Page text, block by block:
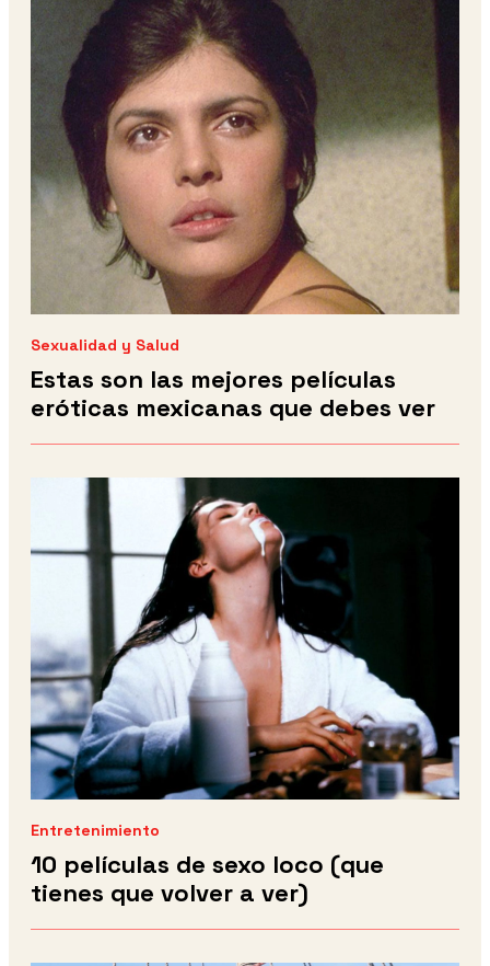
Sexualidad y Salud
Estas son las mejores películas
eróticas mexicanas que debes ver
Entretenimiento
10 películas de sexo loco (que
tienes que volver a ver)